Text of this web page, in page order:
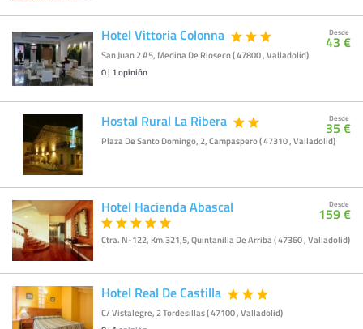
Hotel Vittoria Colonna
San Juan 2 A5, Medina De Rioseco ( 47800 , Valladolid)
0| 1opinión
Desde
43 €
Hostal Rural La Ribera
Plaza De Santo Domingo, 2, Campaspero ( 47310 , Valladolid)
Desde
35 €
Hotel Hacienda Abascal
Ctra. N-122, Km.321,5, Quintanilla De Arriba ( 47360 , Valladolid)
Desde
159 €
Hotel Real De Castilla
C/ Vistalegre, 2 Tordesillas ( 47100 , Valladolid)